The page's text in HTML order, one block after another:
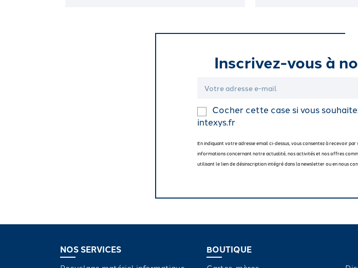
Inscrivez-vous à
Cocher cette case si vous
intexys.fr
En indiquant votre adresse email ci-dessus, vous consentez à recevoir
informations concernant notre actualité, nos activités et nos offres
utilisant le lien de désinscription intégré dans la newsletter ou en nous
NOS SERVICES BOUTIQUE